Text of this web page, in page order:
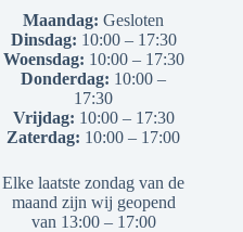
Maandag: Gesloten
Dinsdag: 10:00 – 17:30
Woensdag: 10:00 – 17:30
Donderdag: 10:00 –
17:30
Vrijdag: 10:00 – 17:30
Zaterdag: 10:00 – 17:00
Elke laatste zondag van de
maand zijn wij geopend
van 13:00 – 17:00